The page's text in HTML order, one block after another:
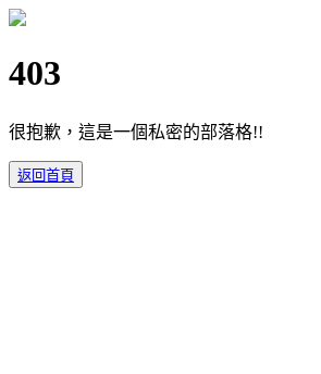
403
很抱歉，這是一個私密的部落格!!
返回首頁